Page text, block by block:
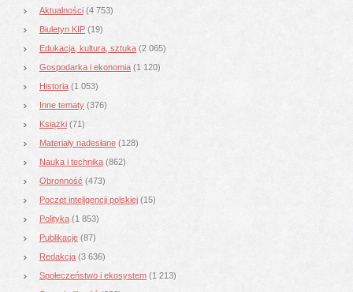
Aktualności (4 753)
Biuletyn KIP (19)
Edukacja, kultura, sztuka (2 065)
Gospodarka i ekonomia (1 120)
Historia (1 053)
Inne tematy (376)
Książki (71)
Materiały nadesłane (128)
Nauka i technika (862)
Obronność (473)
Poczet inteligencji polskiej (15)
Polityka (1 853)
Publikacje (87)
Redakcja (3 636)
Społeczeństwo i ekosystem (1 213)